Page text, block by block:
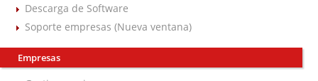
Descarga de Software
Soporte empresas (Nueva ventana)
Empresas